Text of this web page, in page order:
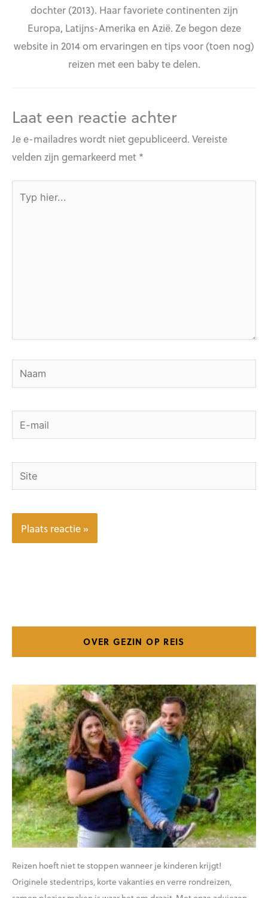
dochter (2013). Haar favoriete continenten zijn
Europa, Latijns-Amerika en Azië. Ze begon deze
website in 2014 om ervaringen en tips voor (toen nog)
reizen met een baby te delen.
Laat een reactie achter
Je e-mailadres wordt niet gepubliceerd. Vereiste
velden zijn gemarkeerd met *
hier...
Naam
E-
mail
Site
OVER GEZIN OP REIS
Reizen hoeft niet te stoppen wanneer je kinderen krijgt!
Originele stedentrips, korte vakanties en verre rondreizen,